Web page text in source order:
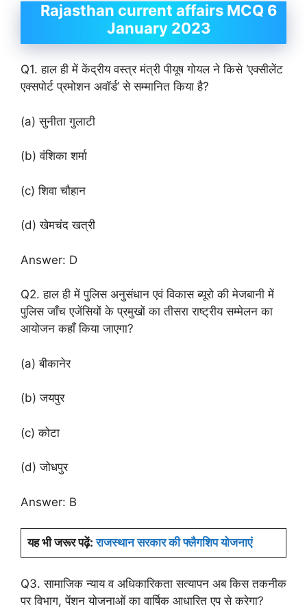
Rajasthan current affairs MCQ 6
January 2023
Q1. हाल ही में केंद्रीय वस्त्र मंत्री पीयूष गोयल ने किसे ‘एक्सीलेंट
एक्सपोर्ट प्रमोशन अवॉर्ड’ से सम्मानित किया है?
(a) सुनीता गुलाटी
(b) वंशिका शर्मा
(c) शिवा चौहान
(d) खेमचंद खत्री
Answer: D
Q2. हाल ही में पुलिस अनुसंधान एवं विकास ब्यूरो की मेजबानी में
पुलिस जाँच एजेंसियों के प्रमुखों का तीसरा राष्ट्रीय सम्मेलन का
आयोजन कहाँ किया जाएगा?
(a) बीकानेर
(b) जयपुर
(c) कोटा
(d) जोधपुर
Answer: B
यह भी जरूर पढ़ें:राजस्थान सरकार की फ्लैगशिप योजनाएं
Q3. सामाजिक न्याय व अधिकारिकता सत्यापन अब किस तकनीक
पर विभाग, पेंशन योजनाओं का वार्षिक आधारित एप से करेगा?